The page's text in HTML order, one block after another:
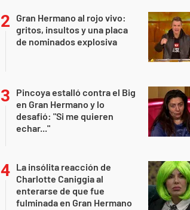
Gran Hermano al rojo vivo:
gritos, insultos y una placa
de nominados explosiva
Pincoya estalló contra el Big
en Gran Hermano y lo
desafió: "Si me quieren
echar..."
La insólita reacción de
Charlotte Caniggia al
enterarse de que fue
fulminada en Gran Hermano